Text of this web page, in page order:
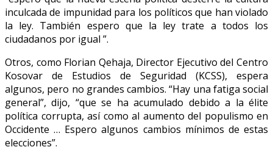
inculcada de impunidad para los políticos que han violado
la ley. También espero que la ley trate a todos los
ciudadanos por igual ”.
Otros, como Florian Qehaja, Director Ejecutivo del Centro
Kosovar de Estudios de Seguridad (KCSS), espera
algunos, pero no grandes cambios. “Hay una fatiga social
general”, dijo, “que se ha acumulado debido a la élite
política corrupta, así como al aumento del populismo en
Occidente … Espero algunos cambios mínimos de estas
elecciones”.